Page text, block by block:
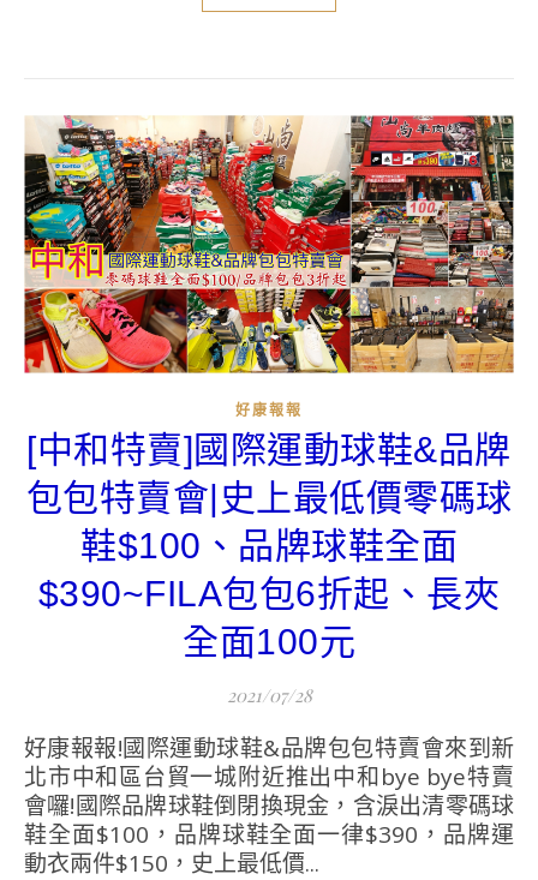
好康報報
[中和特賣]國際運動球鞋&品牌
包包特賣會|史上最低價零碼球
鞋$100、品牌球鞋全面
$390~FILA包包6折起、長夾
全面100元
2021/07/28
好康報報!國際運動球鞋&品牌包包特賣會來到新
北市中和區台貿一城附近推出中和bye bye特賣
會囉!國際品牌球鞋倒閉換現金，含淚出清零碼球
鞋全面$100，品牌球鞋全面一律$390，品牌運
動衣兩件$150，史上最低價...